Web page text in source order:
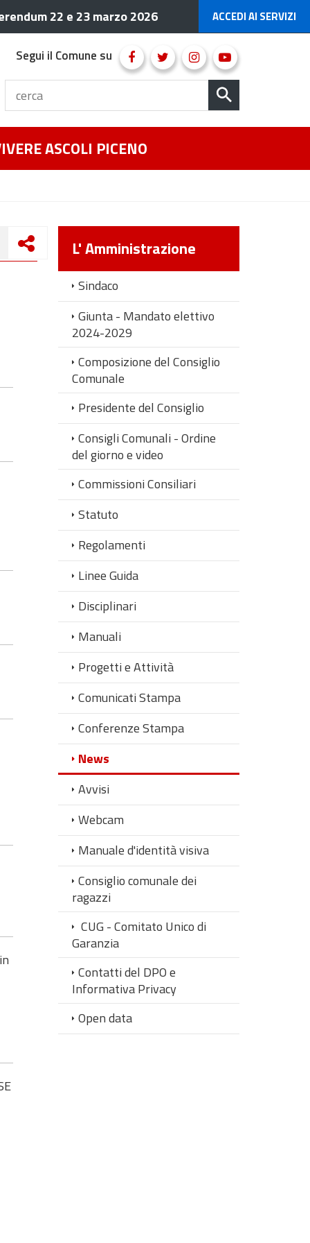
22 e 23 marzo 2026 ACCEDI AI SERVIZI
Segui il Comune su
ASCOLI PICENO
L' Amministrazione
Sindaco
Giunta - Mandato elettivo
2024-2029
Composizione del Consiglio
Comunale
Presidente del Consiglio
Consigli Comunali - Ordine
del giorno e video
Commissioni Consiliari
Statuto
Regolamenti
Linee Guida
Disciplinari
Manuali
Progetti e Attività
Comunicati Stampa
Conferenze Stampa
News
Avvisi
Webcam
Manuale d'identità visiva
Consiglio comunale dei
ragazzi
CUG - Comitato Unico di
Garanzia
Contatti del DPO e
Informativa Privacy
Open data